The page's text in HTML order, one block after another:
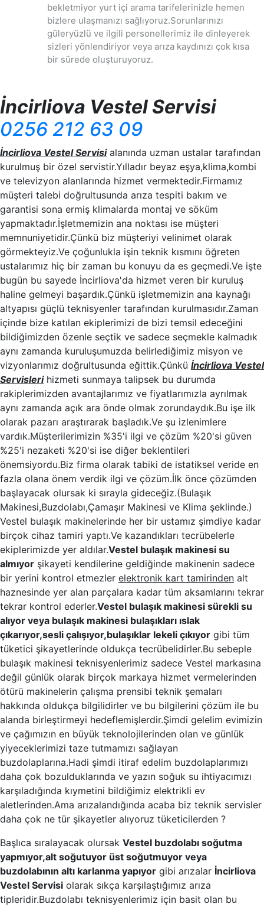
bekletmiyor yurt içi arama tarifelerinizle hemen
bizlere ulaşmanızı sağlıyoruz.Sorunlarınızı
güleryüzlü ve ilgili personellerimiz ile dinleyerek
sizleri yönlendiriyor veya arıza kaydınızı çok kısa
bir sürede oluşturuyoruz.
İncirliova Vestel Servisi
0256 212 63 09
İncirliova Vestel Servisialanında uzman ustalar tarafından
kurulmuş bir özel servistir.Yılladır beyaz eşya,klima,kombi
ve televizyon alanlarında hizmet vermektedir.Firmamız
müşteri talebi doğrultusunda arıza tespiti bakım ve
garantisi sona ermiş klimalarda montaj ve söküm
yapmaktadır.İşletmemizin ana noktası ise müşteri
memnuniyetidir.Çünkü biz müşteriyi velinimet olarak
görmekteyiz.Ve çoğunlukla işin teknik kısmını öğreten
ustalarımız hiç bir zaman bu konuyu da es geçmedi.Ve işte
bugün bu sayede İncirliova'da hizmet veren bir kuruluş
haline gelmeyi başardık.Çünkü işletmemizin ana kaynağı
altyapısı güçlü teknisyenler tarafından kurulmasıdır.Zaman
içinde bize katılan ekiplerimizi de bizi temsil edeceğini
bildiğimizden özenle seçtik ve sadece seçmekle kalmadık
aynı zamanda kuruluşumuzda belirlediğimiz misyon ve
vizyonlarımız doğrultusunda eğittik.Çünkü İncirliova Vestel
Servislerihizmeti sunmaya talipsek bu durumda
rakiplerimizden avantajlarımız ve fiyatlarımızla ayrılmak
aynı zamanda açık ara önde olmak zorundaydık.Bu işe ilk
olarak pazarı araştırarak başladık.Ve şu izlenimlere
vardık.Müşterilerimizin %35'i ilgi ve çözüm %20'si güven
%25'i nezaketi %20'si ise diğer beklentileri
önemsiyordu.Biz firma olarak tabiki de istatiksel veride en
fazla olana önem verdik ilgi ve çözüm.İlk önce çözümden
başlayacak olursak ki sırayla gideceğiz.(Bulaşık
Makinesi,Buzdolabı,Çamaşır Makinesi ve Klima şeklinde.)
Vestel bulaşık makinelerinde her bir ustamız şimdiye kadar
birçok cihaz tamiri yaptı.Ve kazandıkları tecrübelerle
ekiplerimizde yer aldılar.Vestel bulaşık makinesi su
almıyor şikayeti kendilerine geldiğinde makinenin sadece
bir yerini kontrol etmezler elektronik kart tamirinden alt
haznesinde yer alan parçalara kadar tüm aksamlarını tekrar
tekrar kontrol ederler.Vestel bulaşık makinesi sürekli su
alıyor veya bulaşık makinesi bulaşıkları ıslak
çıkarıyor,sesli çalışıyor,bulaşıklar lekeli çıkıyor gibi tüm
tüketici şikayetlerinde oldukça tecrübelidirler.Bu sebeple
bulaşık makinesi teknisyenlerimiz sadece Vestel markasına
değil günlük olarak birçok markaya hizmet vermelerinden
ötürü makinelerin çalışma prensibi teknik şemaları
hakkında oldukça bilgilidirler ve bu bilgilerini çözüm ile bu
alanda birleştirmeyi hedeflemişlerdir.Şimdi gelelim evimizin
ve çağımızın en büyük teknolojilerinden olan ve günlük
yiyeceklerimizi taze tutmamızı sağlayan
buzdolaplarına.Hadi şimdi itiraf edelim buzdolaplarımızı
daha çok bozulduklarında ve yazın soğuk su ihtiyacımızı
karşıladığında kıymetini bildiğimiz elektrikli ev
aletlerinden.Ama arızalandığında acaba biz teknik servisler
daha çok ne tür şikayetler alıyoruz tüketicilerden ?
Başlıca sıralayacak olursak Vestel buzdolabı soğutma
yapmıyor,alt soğutuyor üst soğutmuyor veya
buzdolabının altı karlanma yapıyor gibi arızalar İncirliova
Vestel Servisi olarak sıkça karşılaştığımız arıza
tipleridir.Buzdolabı teknisyenlerimiz için basit olan bu